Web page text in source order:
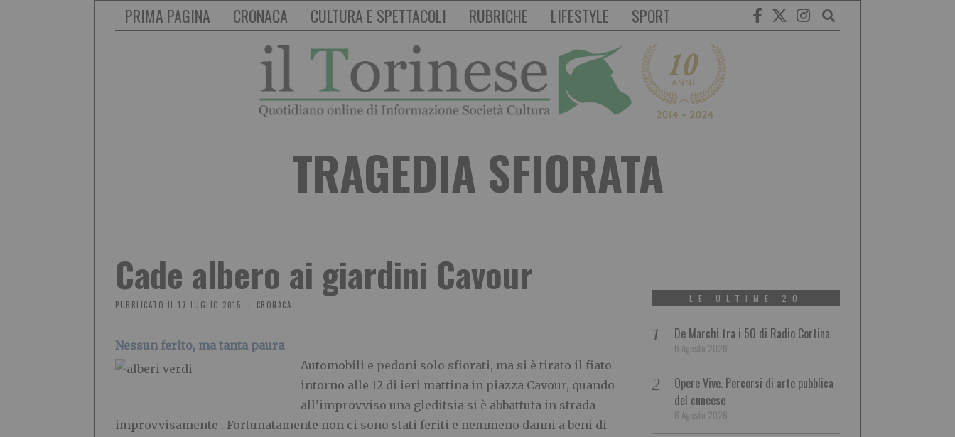
PRIMA PAGINA CRONACA CULTURA E SPETTACOLI RUBRICHE LIFESTYLE SPORT
TRAGEDIA SFIORATA
Cade albero ai giardini Cavour
PUBBLICATO IL 17 LUGLIO 2015 CRONACA
Nessun ferito, ma tanta paura
Automobili e pedoni solo sfiorati, ma si è tirato il fiato
intorno alle 12 di ieri mattina in piazza Cavour, quando
all’improvviso una gleditsia si è abbattuta in strada
improvvisamente . Fortunatamente non ci sono stati feriti e nemmeno danni a beni di
LE ULTIME 20
De Marchi tra i 50 di Radio Cortina
6 Agosto 2026
Opere Vive. Percorsi di arte pubblica
del cuneese
6 Agosto 2026